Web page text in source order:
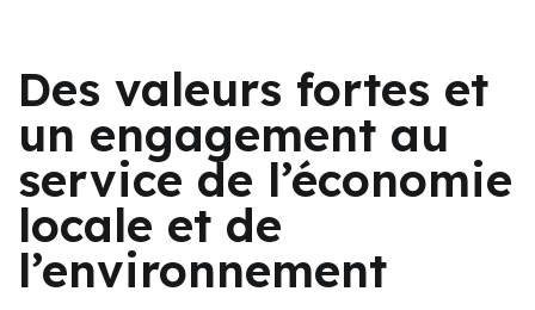
Des valeurs fortes et
un engagement au
service de l’économie
locale et de
l’environnement